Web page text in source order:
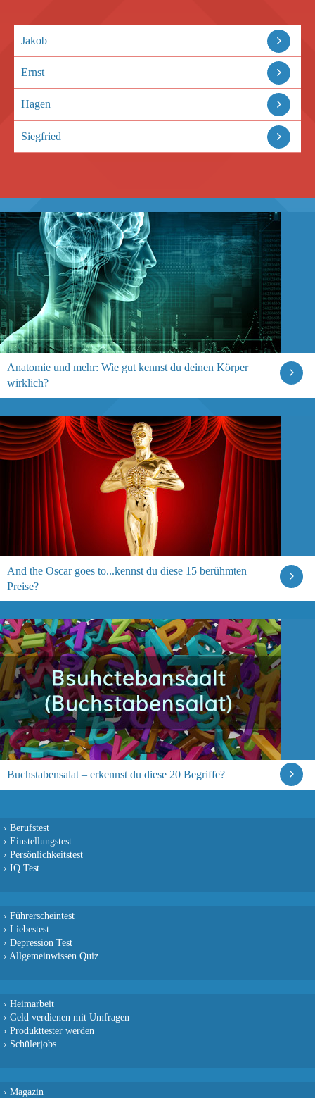
Jakob
Ernst
Hagen
Siegfried
Anatomie und mehr: Wie gut kennst du deinen Körper
wirklich?
And the Oscar goes to...kennst du diese 15 berühmten
Preise?
Buchstabensalat – erkennst du diese 20 Begriffe?
› Berufstest
› Einstellungstest
› Persönlichkeitstest
› IQ Test
› Führerscheintest
› Liebestest
› Depression Test
› Allgemeinwissen Quiz
› Heimarbeit
› Geld verdienen mit Umfragen
› Produkttester werden
› Schülerjobs
› Magazin